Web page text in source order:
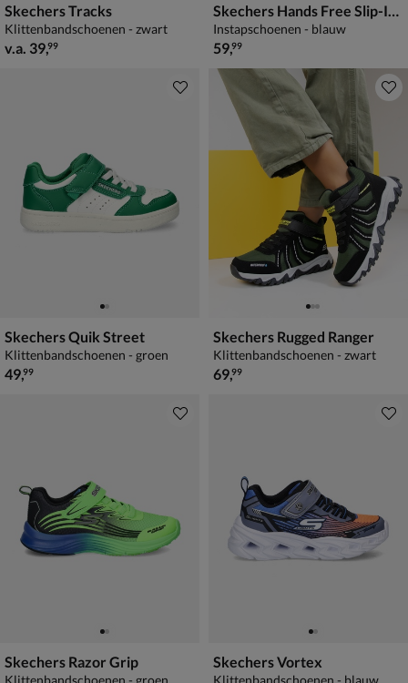
Skechers Tracks
Klittenbandschoenen - zwart
vanaf € 39,99
v.a. 39,99
Skechers Hands Free Slip-In S-Lights
Instapschoenen - blauw
€ 59,99
59,99
Skechers Quik Street
Klittenbandschoenen - groen
€ 49,99
49,99
Skechers Rugged Ranger
Klittenbandschoenen - zwart
€ 69,99
69,99
Skechers Razor Grip Skechers Vortex